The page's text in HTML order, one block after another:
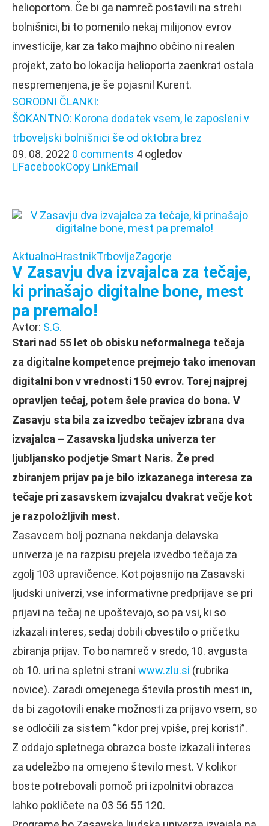
helioportom. Če bi ga namreč postavili na strehi
bolnišnici, bi to pomenilo nekaj milijonov evrov
investicije, kar za tako majhno občino ni realen
projekt, zato bo lokacija helioporta zaenkrat ostala
nespremenjena, je še pojasnil Kurent.
SORODNI ČLANKI:
ŠOKANTNO: Korona dodatek vsem, le zaposleni v
trboveljski bolnišnici še od oktobra brez
09. 08. 2022 0 comments 4 ogledov
FacebookCopy LinkEmail
AktualnoHrastnikTrbovljeZagorje
V Zasavju dva izvajalca za tečaje,
ki prinašajo digitalne bone, mest
pa premalo!
Avtor: S.G.
Stari nad 55 let ob obisku neformalnega tečaja
za digitalne kompetence prejmejo tako imenovan
digitalni bon v vrednosti 150 evrov. Torej najprej
opravljen tečaj, potem šele pravica do bona. V
Zasavju sta bila za izvedbo tečajev izbrana dva
izvajalca – Zasavska ljudska univerza ter
ljubljansko podjetje Smart Naris. Že pred
zbiranjem prijav pa je bilo izkazanega interesa za
tečaje pri zasavskem izvajalcu dvakrat večje kot
je razpoložljivih mest.
Zasavcem bolj poznana nekdanja delavska
univerza je na razpisu prejela izvedbo tečaja za
zgolj 103 upravičence. Kot pojasnijo na Zasavski
ljudski univerzi, vse informativne predprijave se pri
prijavi na tečaj ne upoštevajo, so pa vsi, ki so
izkazali interes, sedaj dobili obvestilo o pričetku
zbiranja prijav. To bo namreč v sredo, 10. avgusta
ob 10. uri na spletni strani www.zlu.si (rubrika
novice). Zaradi omejenega števila prostih mest in,
da bi zagotovili enake možnosti za prijavo vsem, so
se odločili za sistem “kdor prej vpiše, prej koristi”.
Z oddajo spletnega obrazca boste izkazali interes
za udeležbo na omejeno število mest. V kolikor
boste potrebovali pomoč pri izpolnitvi obrazca
lahko pokličete na 03 56 55 120.